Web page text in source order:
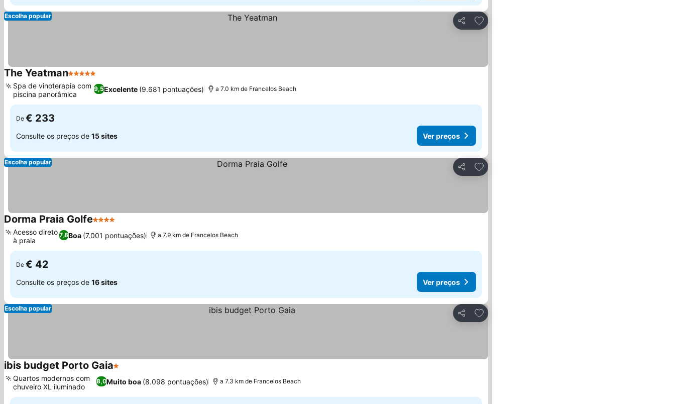
Partilhar
Adicionar aos favoritos
Escolha popular
The Yeatman5 Estrelas
9,5Excelente (9.681 pontuações)
Spa de vinoterapia com
piscina panorâmica
a 7.0 km de Francelos Beach
De € 233
Consulte os preços de 15 sites Ver preços
Partilhar
Adicionar aos favoritos
Escolha popular
Dorma Praia Golfe4 Estrelas
7,8Boa (7.001 pontuações)
Acesso direto
à praia
a 7.9 km de Francelos Beach
De € 42
Consulte os preços de 16 sites Ver preços
Partilhar
Adicionar aos favoritos
Escolha popular
ibis budget Porto Gaia1 Estrelas
8,0Muito boa (8.098 pontuações)
Quartos modernos com
chuveiro XL iluminado
a 7.3 km de Francelos Beach